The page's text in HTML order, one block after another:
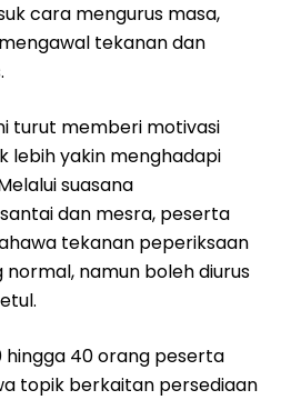
cara mengurus masa,
tekanan dan
turut memberi motivasi
lebih yakin menghadapi
suasana
dan mesra, peserta
tekanan peperiksaan
namun boleh diurus
hingga 40 orang peserta
topik berkaitan persediaan